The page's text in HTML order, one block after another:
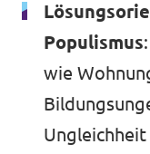
Populismus
wie
Ungleichheit